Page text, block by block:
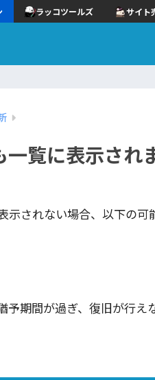
ラッコツールズ サイト
一覧に表示され
示されない場合、以下の可
期間が過ぎ、復旧が行え